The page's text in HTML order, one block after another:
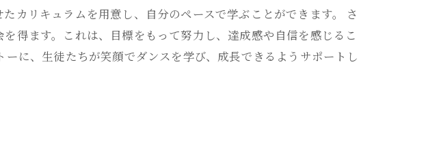
カリキュラムを用意し、自分のペースで学ぶことができます。 さ
得ます。これは、目標をもって努力し、達成感や自信を感じるこ
に、生徒たちが笑顔でダンスを学び、成長できるようサポートし